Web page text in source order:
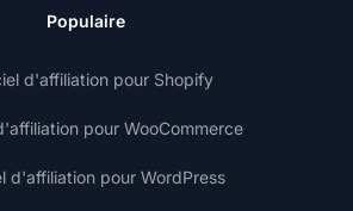
Populaire
d'affiliation pour Shopify
pour WooCommerce
d'affiliation pour WordPress